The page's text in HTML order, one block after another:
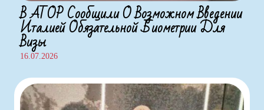
В АТОР Сообщили О Возможном Введении
Италией Обязательной Биометрии Для
Визы
16.07.2026